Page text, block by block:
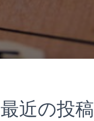
最近の投稿